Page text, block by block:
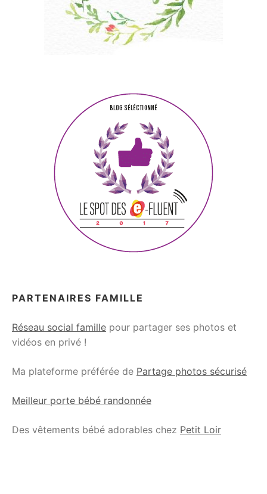
PARTENAIRES FAMILLE
Réseau social famille pour partager ses photos et
vidéos en privé !
Ma plateforme préférée de Partage photos sécurisé
Meilleur porte bébé randonnée
Des vêtements bébé adorables chez Petit Loir